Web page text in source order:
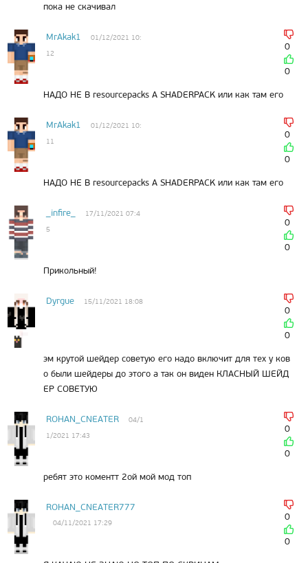
пока не скачивал
MrAkak1
01/12/2021 10:
12
0
0
НАДО НЕ В resourcepacks А SHADERPACK или как там его
MrAkak1
01/12/2021 10:
11
0
0
НАДО НЕ В resourcepacks А SHADERPACK или как там его
_infire_
17/11/2021 07:4
5
0
0
Прикольный!
Dyrgue 15/11/2021 18:08
0
0
эм крутой шейдер советую его надо включит для тех у ков
о были шейдеры до этого а так он виден КЛАСНЫЙ ШЕЙД
ЕР СОВЕТУЮ
ROHAN_CNEATER
04/1
1/2021 17:43
0
0
ребят это коментт 2ой мой мод топ
ROHAN_CNEATER777
04/11/2021 17:29
0
0